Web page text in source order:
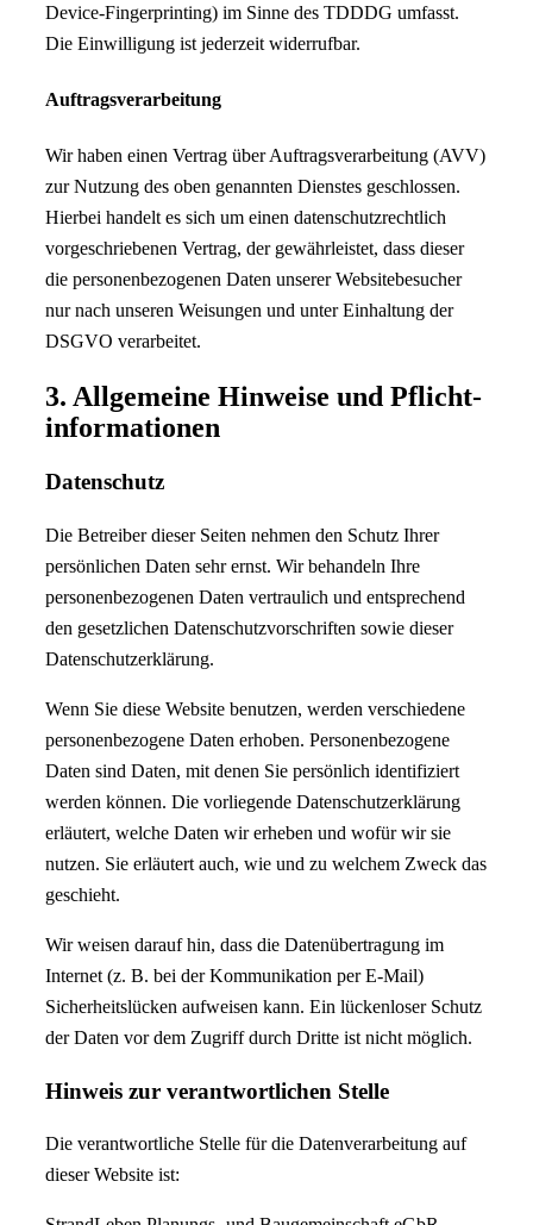
Device-Fingerprinting) im Sinne des TDDDG umfasst.
Die Einwilligung ist jederzeit widerrufbar.
Auftragsverarbeitung
Wir haben einen Vertrag über Auftragsverarbeitung (AVV)
zur Nutzung des oben genannten Dienstes geschlossen.
Hierbei handelt es sich um einen datenschutzrechtlich
vorgeschriebenen Vertrag, der gewährleistet, dass dieser
die personenbezogenen Daten unserer Websitebesucher
nur nach unseren Weisungen und unter Einhaltung der
DSGVO verarbeitet.
3. Allgemeine Hinweise und Pflicht­
informationen
Datenschutz
Die Betreiber dieser Seiten nehmen den Schutz Ihrer
persönlichen Daten sehr ernst. Wir behandeln Ihre
personenbezogenen Daten vertraulich und entsprechend
den gesetzlichen Datenschutzvorschriften sowie dieser
Datenschutzerklärung.
Wenn Sie diese Website benutzen, werden verschiedene
personenbezogene Daten erhoben. Personenbezogene
Daten sind Daten, mit denen Sie persönlich identifiziert
werden können. Die vorliegende Datenschutzerklärung
erläutert, welche Daten wir erheben und wofür wir sie
nutzen. Sie erläutert auch, wie und zu welchem Zweck das
geschieht.
Wir weisen darauf hin, dass die Datenübertragung im
Internet (z. B. bei der Kommunikation per E-Mail)
Sicherheitslücken aufweisen kann. Ein lückenloser Schutz
der Daten vor dem Zugriff durch Dritte ist nicht möglich.
Hinweis zur verantwortlichen Stelle
Die verantwortliche Stelle für die Datenverarbeitung auf
dieser Website ist: